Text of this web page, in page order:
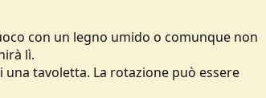
con un legno umido o comunque non
lì.
tavoletta. La rotazione può essere